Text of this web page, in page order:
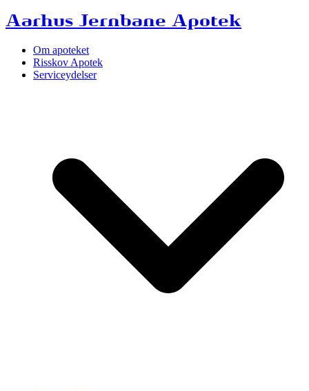
Aarhus Jernbane Apotek
Om apoteket
Risskov Apotek
Serviceydelser